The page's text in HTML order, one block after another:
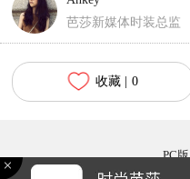
芭莎新媒体时装总监
收藏 | 0
PC版